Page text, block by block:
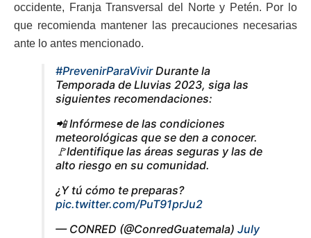
occidente, Franja Transversal del Norte y Petén. Por lo
que recomienda mantener las precauciones necesarias
ante lo antes mencionado.
#PrevenirParaVivirDurante la
Temporada de Lluvias 2023, siga las
siguientes recomendaciones:
📲 Infórmese de las condiciones
meteorológicas que se den a conocer.
🚩Identifique las áreas seguras y las de
alto riesgo en su comunidad.
¿Y tú cómo te preparas?
pic.twitter.com/PuT91prJu2
— CONRED (@ConredGuatemala) July